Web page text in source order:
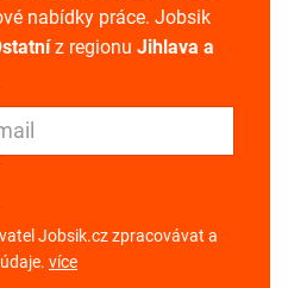
nabídky práce. Jobsik
z regionu Jihlava a
Jobsik.cz zpracovávat a
více